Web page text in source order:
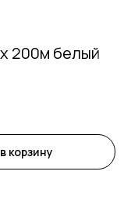
200м белый
корзину